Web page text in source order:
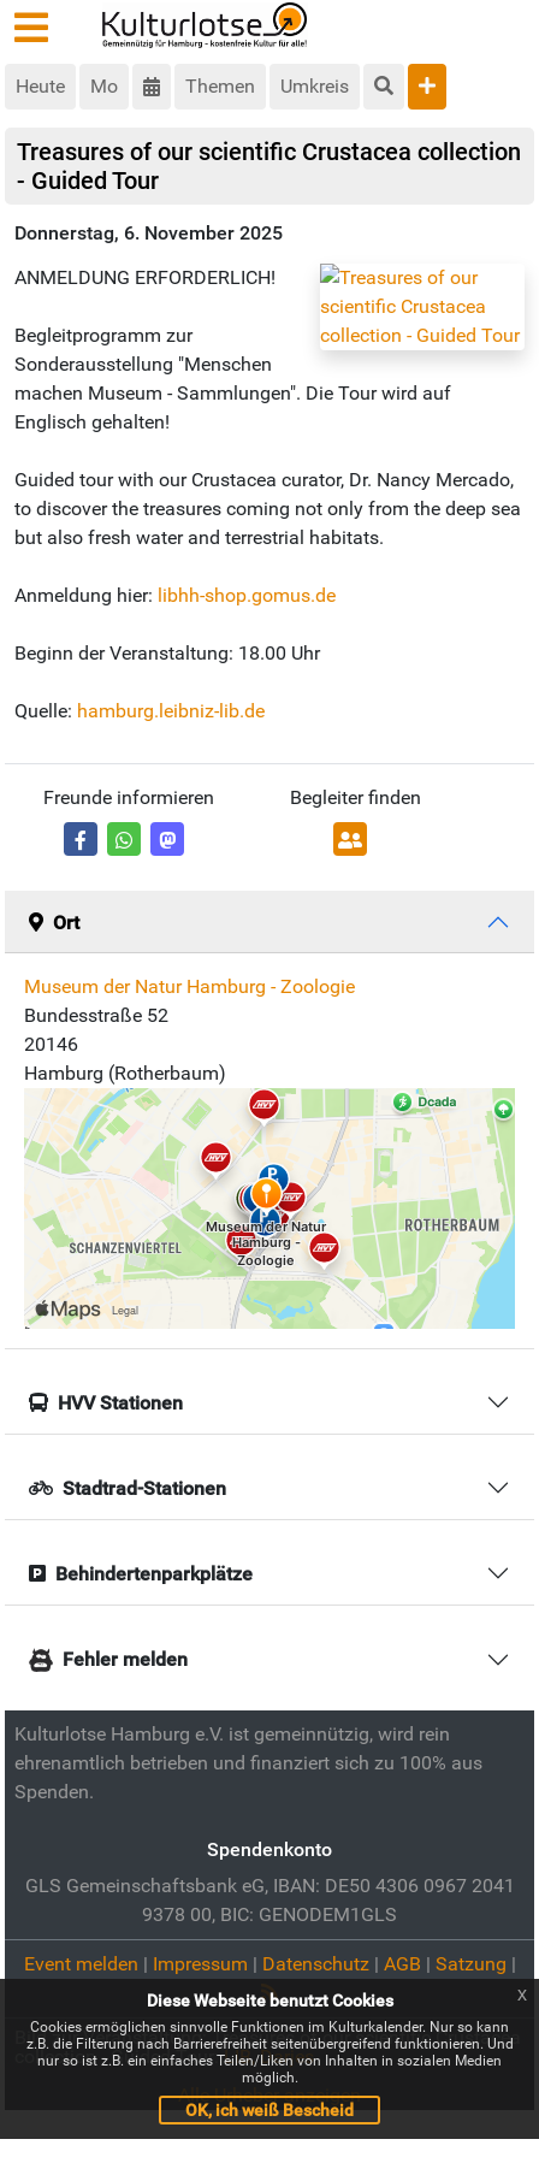
Heute Mo Themen Umkreis
Treasures of our scientific Crustacea collection
- Guided Tour
Donnerstag, 6. November 2025
ANMELDUNG ERFORDERLICH!
Begleitprogramm zur
Sonderausstellung "Menschen
machen Museum - Sammlungen". Die Tour wird auf
Englisch gehalten!
Guided tour with our Crustacea curator, Dr. Nancy Mercado,
to discover the treasures coming not only from the deep sea
but also fresh water and terrestrial habitats.
Anmeldung hier: libhh-shop.gomus.de
Beginn der Veranstaltung: 18.00 Uhr
Quelle: hamburg.leibniz-lib.de
Freunde informieren Begleiter finden
Ort
Museum der Natur Hamburg - Zoologie
Bundesstraße 52
20146
Hamburg (Rotherbaum)
HVV Stationen
Stadtrad-Stationen
Behindertenparkplätze
Fehler melden
Kulturlotse Hamburg e.V. ist gemeinnützig, wird rein
ehrenamtlich betrieben und finanziert sich zu 100% aus
Spenden.
Spendenkonto
GLS Gemeinschaftsbank eG, IBAN: DE50 4306 0967 2041
9378 00, BIC: GENODEM1GLS
Event melden | Impressum | Datenschutz| AGB | Satzung |
Bild zur Veranstaltung:Treasures of our scientific Crustacea
collection - Guided Tour:LIB, Darjes
Alle Urheber anzeigen
Diese Webseite benutzt Cookies
Cookies ermöglichen sinnvolle Funktionen im Kulturkalender. Nur so kann
z.B. die Filterung nach Barrierefreiheit seitenübergreifend funktionieren. Und
nur so ist z.B. ein einfaches Teilen/Liken von Inhalten in sozialen Medien
möglich.
OK, ich weiß Bescheid
x